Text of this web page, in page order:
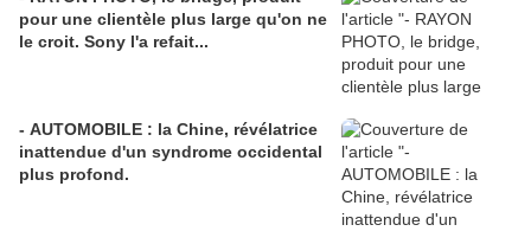
pour une clientèle plus large qu'on ne
le croit. Sony l'a refait...
- AUTOMOBILE : la Chine, révélatrice
inattendue d'un syndrome occidental
plus profond.